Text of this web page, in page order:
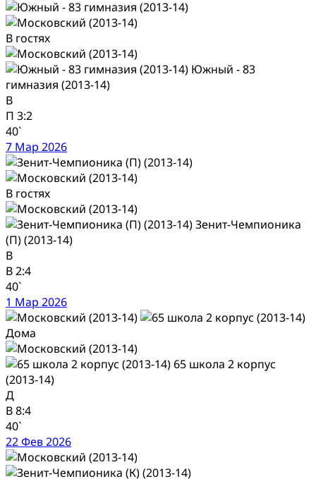
В гостях
Южный - 83
гимназия (2013-14)
В
П 3:2
40`
7 Мар 2026
В гостях
Зенит-Чемпионика
(П) (2013-14)
В
В2:4
40`
1 Мар 2026
Дома
65 школа 2 корпус
(2013-14)
Д
В8:4
40`
22 Фев 2026